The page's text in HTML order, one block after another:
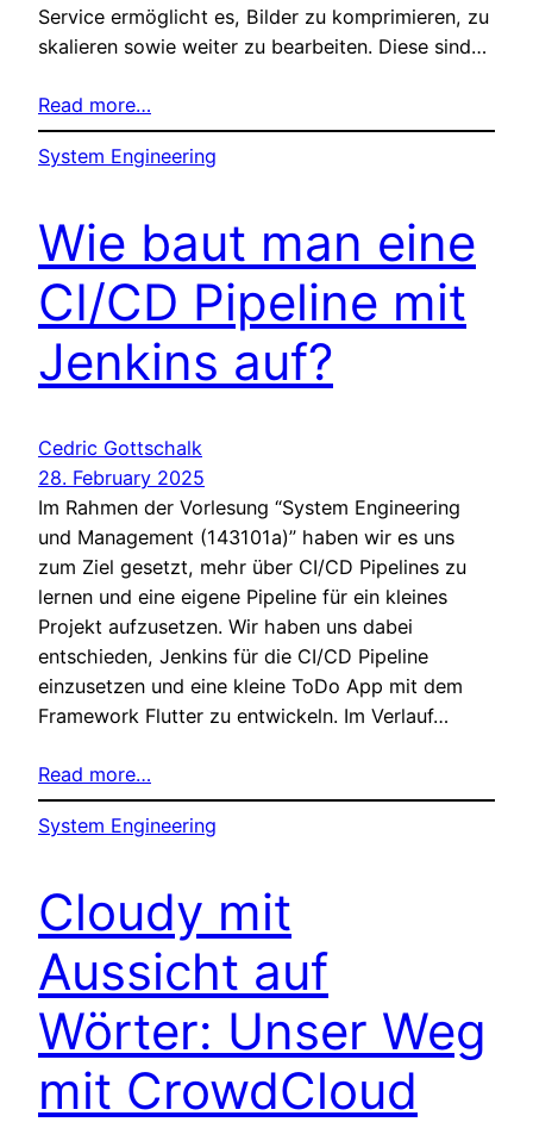
Service ermöglicht es, Bilder zu komprimieren, zu
skalieren sowie weiter zu bearbeiten. Diese sind…
Read more…
System Engineering
Wie baut man eine
CI/CD Pipeline mit
Jenkins auf?
Cedric Gottschalk
28. February 2025
Im Rahmen der Vorlesung “System Engineering
und Management (143101a)” haben wir es uns
zum Ziel gesetzt, mehr über CI/CD Pipelines zu
lernen und eine eigene Pipeline für ein kleines
Projekt aufzusetzen. Wir haben uns dabei
entschieden, Jenkins für die CI/CD Pipeline
einzusetzen und eine kleine ToDo App mit dem
Framework Flutter zu entwickeln. Im Verlauf…
Read more…
System Engineering
Cloudy mit
Aussicht auf
Wörter: Unser Weg
mit CrowdCloud